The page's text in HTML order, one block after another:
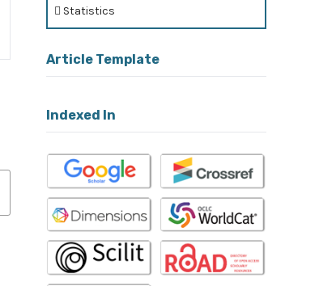
Statistics
Article Template
Indexed In